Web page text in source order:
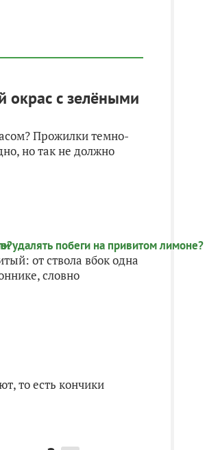
окрас с зелёными
Прожилки темно-
но так не должно
от ствола вбок одна
словно
то есть кончики